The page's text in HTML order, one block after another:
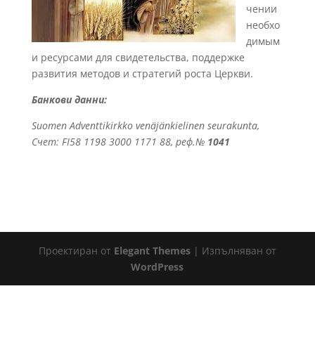
чении
необхо
димым
и ресурсами для свидетельства, поддержке
развития методов и стратегий роста Церкви.
Банкови данни:
Suomen Adventtikirkko venäjänkielinen seurakunta,
Счет: FI58 1198 3000 1171 88, реф.№1041
Проектиран от Elegant Themes| Изпълняван от
WordPress